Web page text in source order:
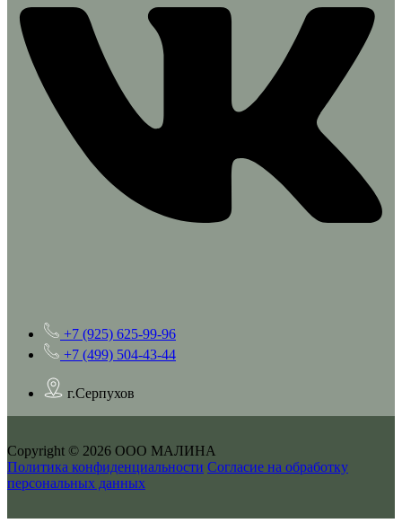
+7 (925) 625-99-96
+7 (499) 504-43-44
г.Серпухов
Copyright © 2026 ООО МАЛИНА
Политика конфиденциальности Согласие на обработку
персональных данных